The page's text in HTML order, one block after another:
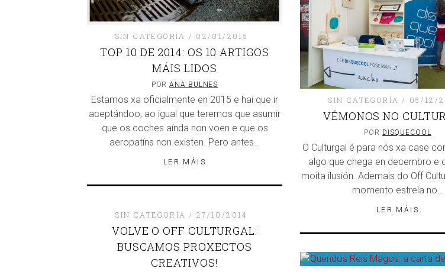
SIN CATEGORÍA 02/01/2015
TOP 10 DE 2014: OS 10 ARTIGOS
MÁIS LIDOS
PORANA BULNES
Estamos xa oficialmente en 2015 e hai que ir
aceptándoo, ao igual que teremos que asumir
que os coches aínda non voen e que os
aeropatíns non existen. Pero antes…
LER MÁIS
SIN CATEGORÍA 05/12/
VÉMONOS NO
POR DISQUECOOL
O Culturgal é para nós xa case
algo que chega en decembro e
moita ilusión. Ademais do Off
momento estrela no…
LER MÁIS
SIN CATEGORÍA 27/10/2014
VOLVE O OFF CULTURGAL:
BUSCAMOS PROXECTOS
CREATIVOS!